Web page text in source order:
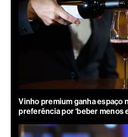
Vinho premium ganha espaço
preferência por ‘beber menos